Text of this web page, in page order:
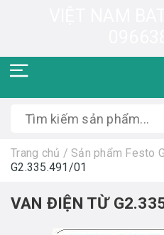
Trang chủ / Sản phẩm Festo
G2.335.491/01
VAN ĐIỆN TỪ